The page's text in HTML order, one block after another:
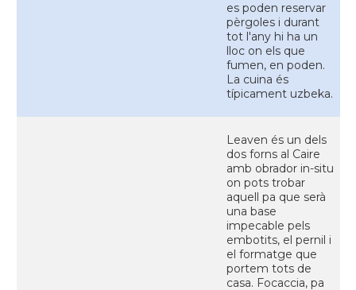
es poden reservar
pèrgoles i durant
tot l'any hi ha un
lloc on els que
fumen, en poden.
La cuina és
típicament uzbeka.
Leaven és un dels
dos forns al Caire
amb obrador in-situ
on pots trobar
aquell pa que serà
una base
impecable pels
embotits, el pernil i
el formatge que
portem tots de
casa. Focaccia, pa